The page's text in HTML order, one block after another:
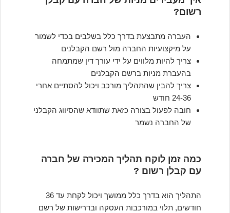
רשום?
העברה מתבצעת בדרך כלל בשלבים בכדי לשמור
על מיקצועיות החברה מול רשם הקבלנים
צריך להיות מלווים על ידי עורך דין שמתמחה
בהעברת מניות ברשם הקבלנים
צריך להבין שהתהליך מורכב ויכול להסתיים אחרי
24-36 חודש
חובה לפעול בצורה כזאת שתוודא שהסיווג הקבלני
של החברה נשמר
כמה זמן לוקח תהליך המכירה של חברה
עם קבלן רשום ?
התהליך הוא בדרך כלל ממושך ויכול לקחת עד 36
חודשים, תלוי במורכבות העסקה ובדרישות של רשם